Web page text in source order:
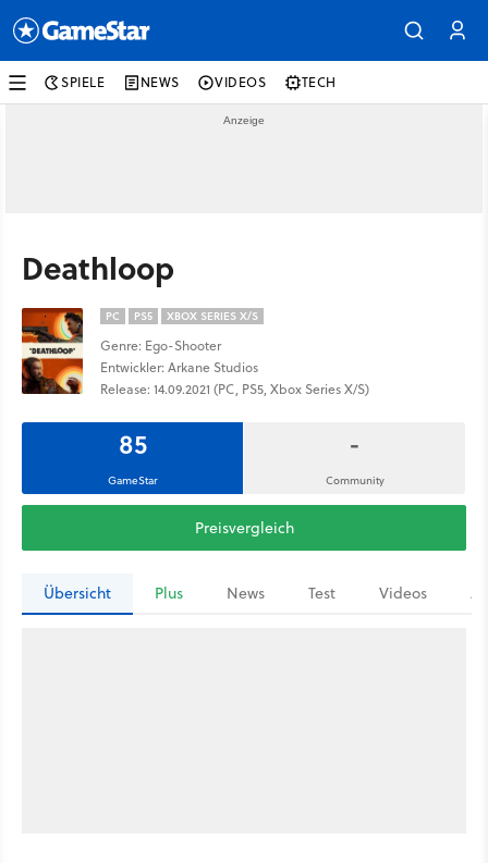
SPIELE NEWS VIDEOS TECH
Deathloop
PC PS5 XBOX SERIES X/S
Genre: Ego-Shooter
Entwickler: Arkane Studios
Release: 14.09.2021 (PC, PS5, Xbox Series X/S)
85
GameStar
-
Community
Preisvergleich
Übersicht Plus News Test Videos